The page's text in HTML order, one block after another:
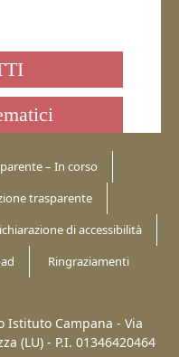
– In corso
trasparente
di accessibilità
Ringraziamenti
Istituto Campana - Via
(LU) - P.I. 01346420464